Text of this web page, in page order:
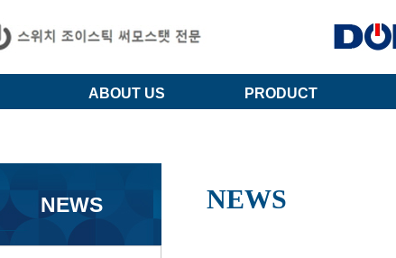
ABOUT US PRODUCT
NEWS NEWS